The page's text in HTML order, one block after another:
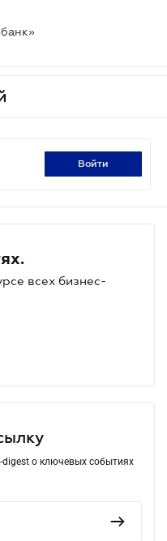
войти
всех бизнес-
digest о ключевых событиях